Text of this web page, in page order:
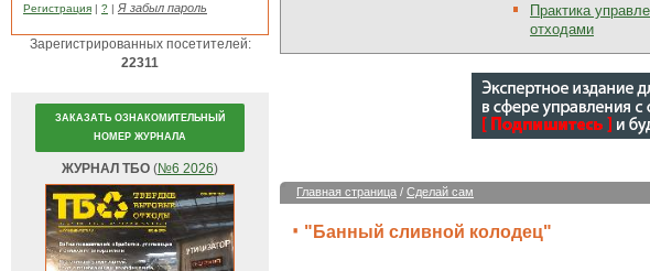
Регистрация | ? | Я забыл пароль
Зарегистрированных посетителей:
22311
ЗАКАЗАТЬ ОЗНАКОМИТЕЛЬНЫЙ
НОМЕР ЖУРНАЛА
ЖУРНАЛ ТБО (№6 2026)
Практика
отходами
Главная страница / Сделай сам
"Банный сливной колодец"